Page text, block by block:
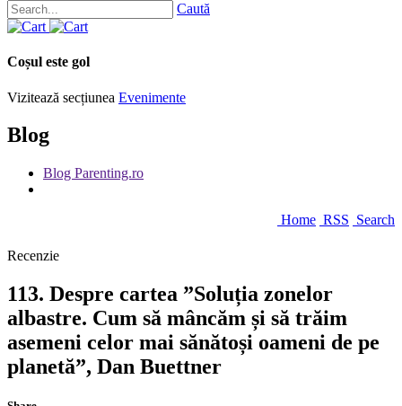
Caută
Coșul este gol
Vizitează secțiunea Evenimente
Blog
Blog Parenting.ro
Home RSS Search
Recenzie
113. Despre cartea ”Soluția zonelor
albastre. Cum să mâncăm și să trăim
asemeni celor mai sănătoși oameni de pe
planetă”, Dan Buettner